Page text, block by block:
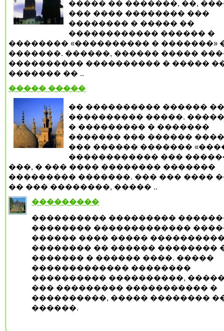
����� �� �������, ��,
��� ���� �������� ���
�������� � ����� ��
������������ ������ �
�������� «���������� � �������»
�������. ������, ������ �����
���������� ���������� � �����
������� �� ..
����� �����
�� ���������� ������
���������� �����.
� ��������� � �������
������� ��� ������
��� ������ �������
������������ ���
���, � ��� ���� �������� �������
��������� �������. ��� ��� ����
�� ��� ��������, ����� ..
���������
���������� ���������
�������� �������������
������ ���� �����
�������� �� ������ ��������
������� � ������ ����. �����
������������� ��������
���������� ����������,
��� ��������� ����������� �
����������, ����� ��������
������.